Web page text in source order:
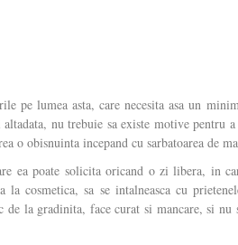
pe lumea asta, care necesita asa un
nu trebuie sa existe motive pentru
o obisnuinta incepand cu sarbatoarea de
ea poate solicita oricand o zi libera, in
la cosmetica, sa se intalneasca cu
la gradinita, face curat si mancare, si nu